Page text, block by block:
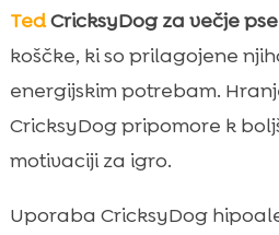
TedCricksyDog za večje pse
koščke, ki so prilagojene
energijskim potrebam.
CricksyDog pripomore k
motivaciji za igro.
Uporaba CricksyDog